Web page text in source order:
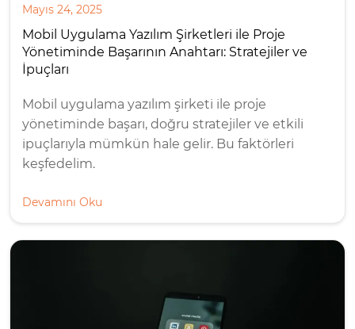
Mayıs 24, 2025
Mobil Uygulama Yazılım Şirketleri ile Proje
Yönetiminde Başarının Anahtarı: Stratejiler ve
İpuçları
Mobil uygulama yazılım şirketi ile proje
yönetiminde başarı, doğru stratejiler ve etkili
ipuçlarıyla mümkün hale gelir. Bu faktörleri
keşfedelim.
Devamını Oku